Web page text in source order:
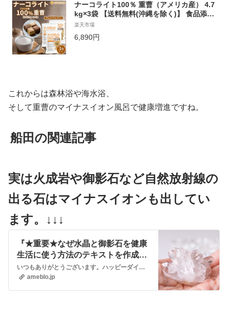
ナーコライト100％ 重曹（アメリカ産） 4.7
kg×3袋 【送料無料(沖縄を除く)】 食品添加
物 (食品用) アルミニウムフリー baking so
da パンやお菓子作り、その他料理に NICHI
GA(ニチガ) TKJ
楽天市場
6,890円
これからは森林浴や海水浴、
そして重曹のマイナスイオン風呂で健康増進ですね。
船田の関連記事
実は火成岩や御影石など自然放射線の
出る石はマイナスイオンも出してい
ます。↓↓↓
『★重要★なぜ水晶と御影石を健康
生活に使う方法のテキストを作成す
るのか！？』
いつもありがとうございます。ハッピーダイエットの船田です。 ただいま作成中の新テキストは、「水晶と御影石で健康になる方法」です。12月中に完成を目指して執筆し…
ameblo.jp